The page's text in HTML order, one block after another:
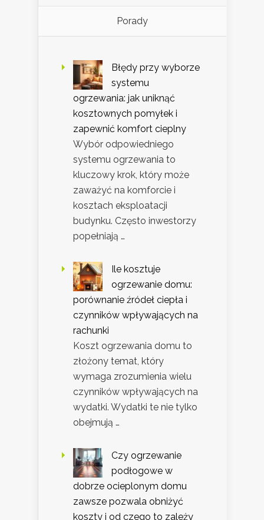
Porady
Błędy przy wyborze
systemu
ogrzewania: jak uniknąć
kosztownych pomyłek i
zapewnić komfort cieplny
Wybór odpowiedniego
systemu ogrzewania to
kluczowy krok, który może
zaważyć na komforcie i
kosztach eksploatacji
budynku. Często inwestorzy
popełniają …
Ile kosztuje
ogrzewanie domu:
porównanie źródeł ciepła i
czynników wpływających na
rachunki
Koszt ogrzewania domu to
złożony temat, który
wymaga zrozumienia wielu
czynników wpływających na
wydatki. Wydatki te nie tylko
obejmują …
Czy ogrzewanie
podłogowe w
dobrze ocieplonym domu
zawsze pozwala obniżyć
koszty i od czego to zależy